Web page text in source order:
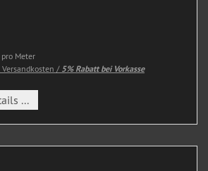
Meter
Versandkosten / 5% Rabatt bei Vorkasse
...